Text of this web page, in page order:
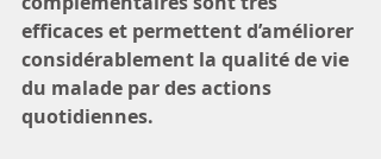
efficaces et permettent d’améliorer
considérablement la qualité de vie
du malade par des actions
quotidiennes.